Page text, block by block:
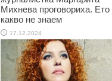
Михнева проговориха. Ето
какво не знаем
17.12.2024